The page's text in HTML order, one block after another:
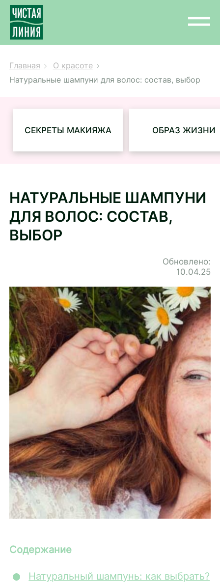
Главная
О красоте
Натуральные шампуни для волос: состав, выбор
СЕКРЕТЫ МАКИЯЖА ОБРАЗ ЖИЗНИ
НАТУРАЛЬНЫЕ ШАМПУНИ
ДЛЯ ВОЛОС: СОСТАВ,
ВЫБОР
Обновлено:
10.04.25
Содержание
Натуральный шампунь: как выбрать?